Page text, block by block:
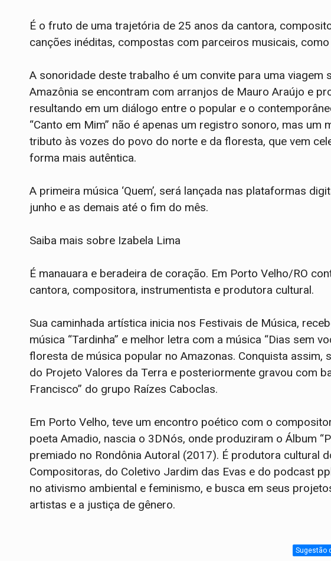
É o fruto de uma trajetória de 25 anos da cantora,
canções inéditas, compostas com parceiros musicais, como
A sonoridade deste trabalho é um convite para uma viagem
Amazônia se encontram com arranjos de Mauro Araújo e
resultando em um diálogo entre o popular e o
“Canto em Mim” não é apenas um registro sonoro, mas um
tributo às vozes do povo do norte e da floresta, que vem
forma mais autêntica.
A primeira música ‘Quem’, será lançada nas plataformas
junho e as demais até o fim do mês.
Saiba mais sobre Izabela Lima
É manauara e beradeira de coração. Em Porto Velho/RO
cantora, compositora, instrumentista e produtora cultural.
Sua caminhada artística inicia nos Festivais de Música,
música “Tardinha” e melhor letra com a música “Dias sem
floresta de música popular no Amazonas. Conquista assim,
do Projeto Valores da Terra e posteriormente gravou com
Francisco” do grupo Raízes Caboclas.
Em Porto Velho, teve um encontro poético com o
poeta Amadio, nascia o 3DNós, onde produziram o Álbum
premiado no Rondônia Autoral (2017). É produtora cultural
Compositoras, do Coletivo Jardim das Evas e do podcast
no ativismo ambiental e feminismo, e busca em seus
artistas e a justiça de gênero.
Sugestão